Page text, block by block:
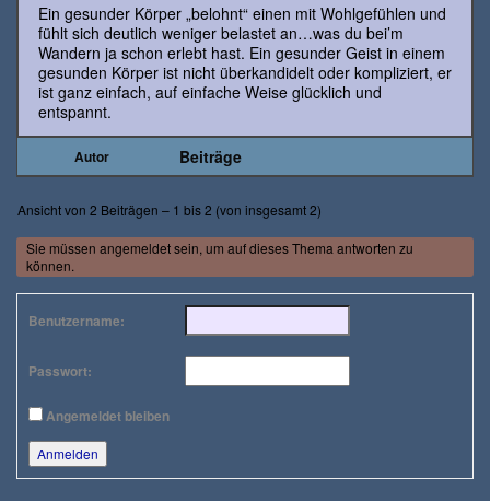
Ein gesunder Körper „belohnt“ einen mit Wohlgefühlen und
fühlt sich deutlich weniger belastet an…was du bei’m
Wandern ja schon erlebt hast. Ein gesunder Geist in einem
gesunden Körper ist nicht überkandidelt oder kompliziert, er
ist ganz einfach, auf einfache Weise glücklich und
entspannt.
Autor Beiträge
Ansicht von 2 Beiträgen – 1 bis 2 (von insgesamt 2)
Sie müssen angemeldet sein, um auf dieses Thema antworten zu
können.
Benutzername:
Passwort:
Angemeldet bleiben
Anmelden